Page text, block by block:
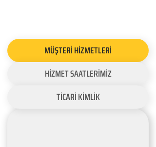
MÜŞTERİ HİZMETLERİ
HİZMET SAATLERİMİZ
TİCARİ KİMLİK